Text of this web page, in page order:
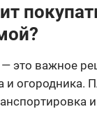
это важное
и огородника.
и